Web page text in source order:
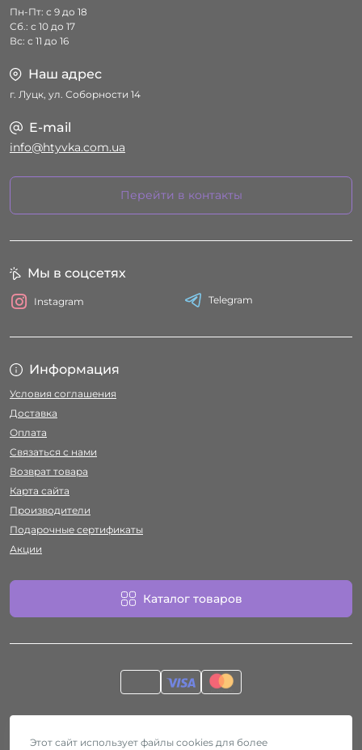
Пн-Пт: с 9 до 18
Сб.: с 10 до 17
Вс: с 11 до 16
Наш адрес
г. Луцк, ул. Соборности 14
E-mail
info@htyvka.com.ua
Перейти в контакты
Информация
Условия соглашения
Доставка
Оплата
Связаться с нами
Возврат товара
Карта сайта
Производители
Подарочные сертификаты
Акции
Каталог товаров
Мы в соцсетях
Instagram Telegram
Секс-шоп Htyvka © 2026
Этот сайт использует файлы cookies для более